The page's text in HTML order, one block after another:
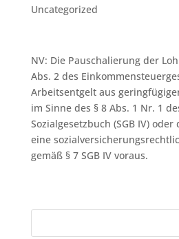
Uncategorized
NV: Die Pauschalierung der
Abs. 2 des
Arbeitsentgelt aus
im Sinne des § 8 Abs. 1 Nr. 1
Sozialgesetzbuch (SGB IV) oder
eine
gemäß § 7 SGB IV voraus.